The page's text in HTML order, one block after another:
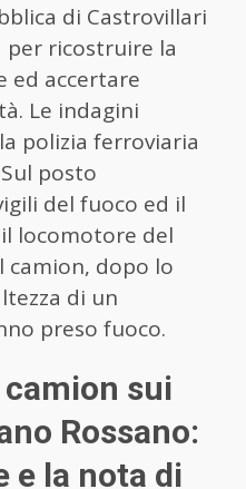
di Castrovillari
per ricostruire la
ed accertare
Le indagini
polizia ferroviaria
posto
del fuoco ed il
locomotore del
dopo lo
di un
preso fuoco.
sui
Rossano:
e la nota di